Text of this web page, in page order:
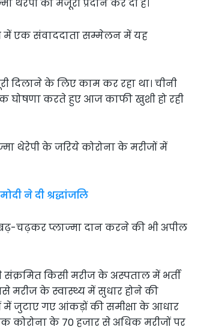
थेरेपी को मंजूरी प्रदान कर दी है।
में एक संवाददाता सम्मेलन में यह
दिलाने के लिए काम कर रहा था। चीनी
घोषणा करते हुए आज काफी खुशी हो रही
थेरेपी के जरिये कोरोना के मरीजों में
ने दी श्रद्धांजलि
बढ़-चढ़कर प्लाज्मा दान करने की भी अपील
किसी मरीज के अस्पताल में भर्ती
मरीज के स्वास्थ्य में सुधार होने की
में जुटाए गए आंकड़ों की समीक्षा के आधार
कोरोना के 70 हजार से अधिक मरीजों पर